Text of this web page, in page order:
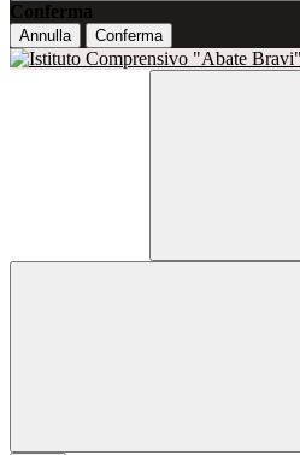
Conferma
Annulla Conferma